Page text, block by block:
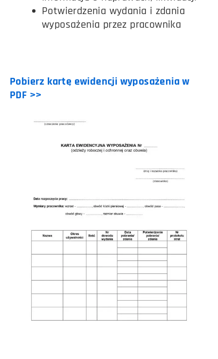
Potwierdzenia wydania i zdania
wyposażenia przez pracownika
Pobierz kartę ewidencji wyposażenia w
PDF >>